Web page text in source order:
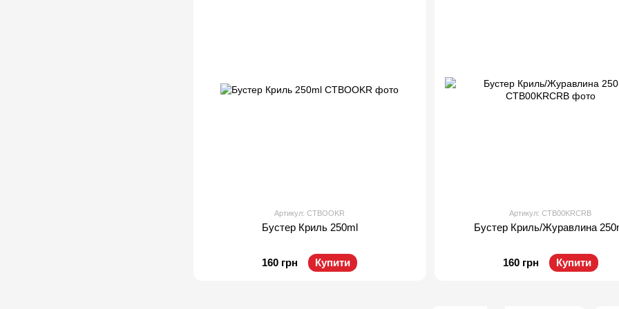
Артикул: CTBOOKR
Бустер Криль 250ml
160 грн Купити
Артикул: CTB00KRCRB
Бустер Криль/Журавлина
160 грн Купити